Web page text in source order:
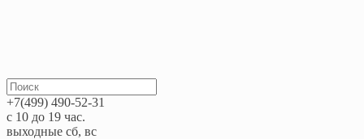
+7(499) 490-52-31
с 10 до 19 час.
выходные сб, вс